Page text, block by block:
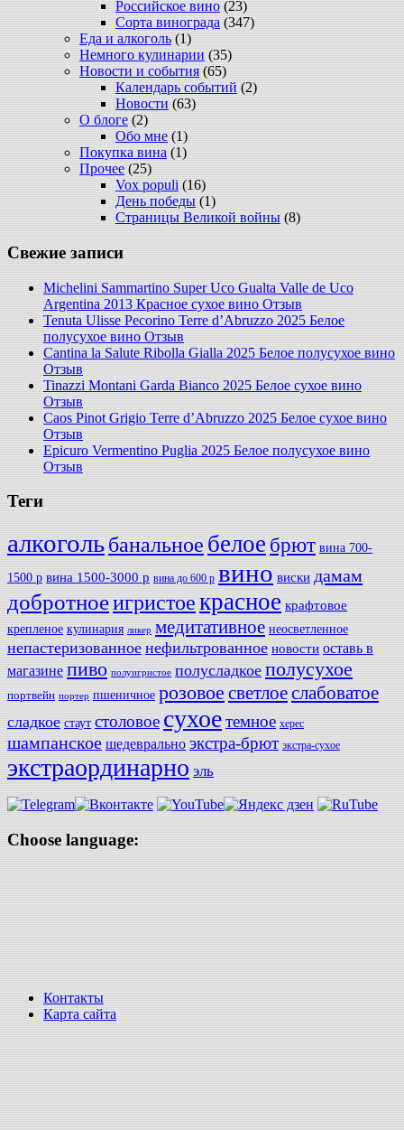
Российское вино (23)
Сорта винограда (347)
Еда и алкоголь (1)
Немного кулинарии (35)
Новости и события (65)
Календарь событий (2)
Новости (63)
О блоге (2)
Обо мне (1)
Покупка вина (1)
Прочее (25)
Vox populi (16)
День победы (1)
Страницы Великой войны (8)
Свежие записи
Michelini Sammartino Super Uco Gualta Valle de Uco
Argentina 2013 Красное сухое вино Отзыв
Tenuta Ulisse Pecorino Terre d’Abruzzo 2025 Белое
полусухое вино Отзыв
Cantina la Salute Ribolla Gialla 2025 Белое полусухое вино
Отзыв
Tinazzi Montani Garda Bianco 2025 Белое сухое вино
Отзыв
Caos Pinot Grigio Terre d’Abruzzo 2025 Белое сухое вино
Отзыв
Epicuro Vermentino Puglia 2025 Белое полусухое вино
Отзыв
Теги
алкогольбанальное белое брют вина 700-
1500 р вина 1500-3000 р вина до 600 р вино виски дамам
добротноеигристоекрасное крафтовое
крепленое кулинария ликер медитативное неосветленное
непастеризованное нефильтрованное новости оставь в
магазине пиво полуигристое полусладкое полусухое
портвейн портер пшеничное розовое светлоеслабоватое
сладкое стаут столовое сухоетемное херес
шампанское шедеврально экстра-брют экстра-сухое
экстраординарно эль
Choose language:
Контакты
Карта сайта